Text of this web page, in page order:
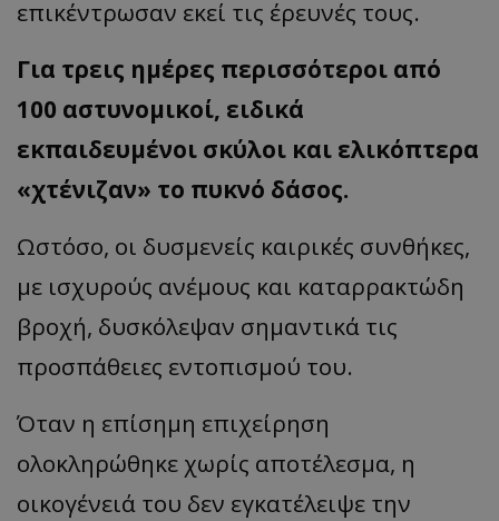
επικέντρωσαν εκεί τις έρευνές τους.
Για τρεις ημέρες περισσότεροι από
100 αστυνομικοί, ειδικά
εκπαιδευμένοι σκύλοι και ελικόπτερα
«χτένιζαν» το πυκνό δάσος.
Ωστόσο, οι δυσμενείς καιρικές συνθήκες,
με ισχυρούς ανέμους και καταρρακτώδη
βροχή, δυσκόλεψαν σημαντικά τις
προσπάθειες εντοπισμού του.
Όταν η επίσημη επιχείρηση
ολοκληρώθηκε χωρίς αποτέλεσμα, η
οικογένειά του δεν εγκατέλειψε την